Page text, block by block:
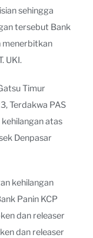
sehingga
tersebut Bank
menerbitkan
UKI.
Timur
Terdakwa PAS
atas
Denpasar
kehilangan
Panin KCP
dan releaser
dan releaser